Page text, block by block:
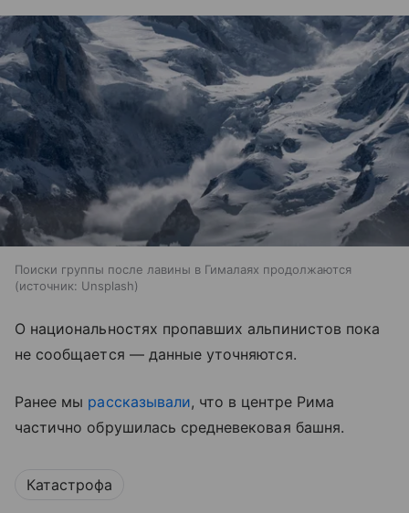
Поиски группы после лавины в Гималаях продолжаются
источник: Unsplash
О национальностях пропавших альпинистов пока
не сообщается — данные уточняются.
Ранее мы рассказывали, что в центре Рима
частично обрушилась средневековая башня.
Катастрофа